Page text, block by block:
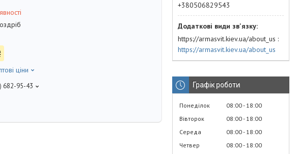
ціни
682-95-43
+380506829543
https://armasvit.kiev.ua/about_us
https://armasvit.kiev.ua/about_us
Графік роботи
Понеділок 08:00 18:00
Вівторок
08:00 18:00
Середа
08:00 18:00
Четвер
08:00 18:00